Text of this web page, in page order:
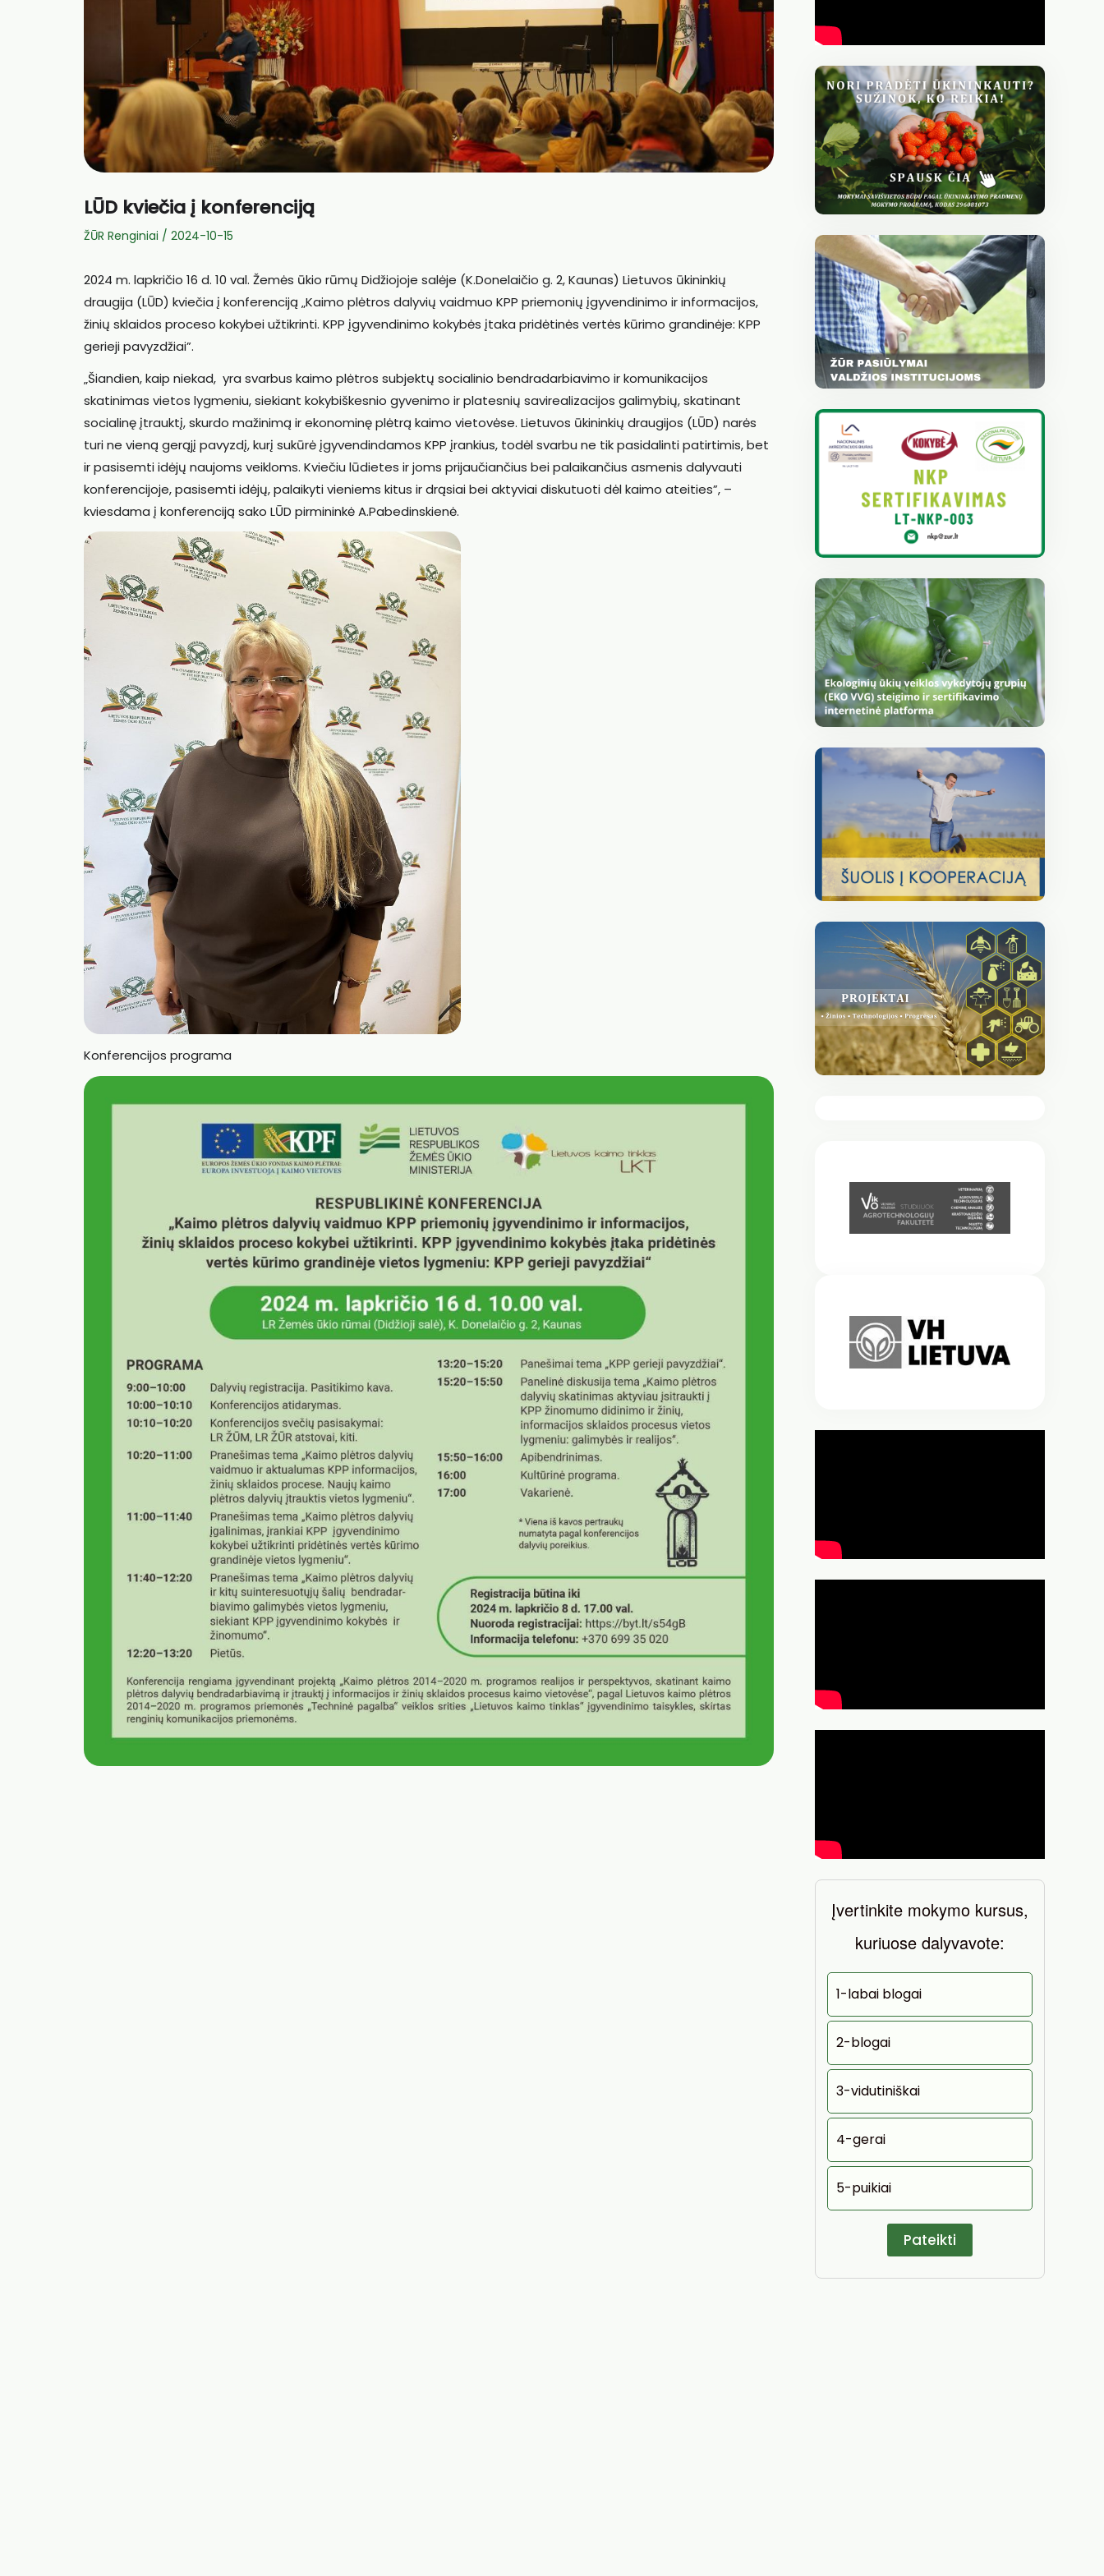
LŪD kviečia į konferenciją
ŽŪR Renginiai / 2024-10-15
2024 m. lapkričio 16 d. 10 val. Žemės ūkio rūmų Didžiojoje salėje (K.Donelaičio g. 2, Kaunas) Lietuvos ūkininkių
draugija (LŪD) kviečia į konferenciją „Kaimo plėtros dalyvių vaidmuo KPP priemonių įgyvendinimo ir informacijos,
žinių sklaidos proceso kokybei užtikrinti. KPP įgyvendinimo kokybės įtaka pridėtinės vertės kūrimo grandinėje: KPP
gerieji pavyzdžiai”.
„Šiandien, kaip niekad, yra svarbus kaimo plėtros subjektų socialinio bendradarbiavimo ir komunikacijos
skatinimas vietos lygmeniu, siekiant kokybiškesnio gyvenimo ir platesnių savirealizacijos galimybių, skatinant
socialinę įtrauktį, skurdo mažinimą ir ekonominę plėtrą kaimo vietovėse. Lietuvos ūkininkių draugijos (LŪD) narės
turi ne vieną gerąjį pavyzdį, kurį sukūrė įgyvendindamos KPP įrankius, todėl svarbu ne tik pasidalinti patirtimis, bet
ir pasisemti idėjų naujoms veikloms. Kviečiu lūdietes ir joms prijaučiančius bei palaikančius asmenis dalyvauti
konferencijoje, pasisemti idėjų, palaikyti vieniems kitus ir drąsiai bei aktyviai diskutuoti dėl kaimo ateities”, –
kviesdama į konferenciją sako LŪD pirmininkė A.Pabedinskienė.
Konferencijos programa
Įvertinkite mokymo kursus,
kuriuose dalyvavote:
1-labai blogai
2-blogai
3-vidutiniškai
4-gerai
5-puikiai